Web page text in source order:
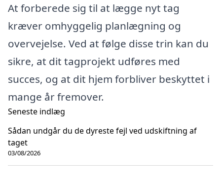
At forberede sig til at lægge nyt tag
kræver omhyggelig planlægning og
overvejelse. Ved at følge disse trin kan du
sikre, at dit tagprojekt udføres med
succes, og at dit hjem forbliver beskyttet i
mange år fremover.
Seneste indlæg
Sådan undgår du de dyreste fejl ved udskiftning af
taget
03/08/2026